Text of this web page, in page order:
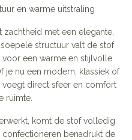
en warme uitstraling
met een elegante,
structuur valt de stof
een warme en stijlvolle
je nu een modern, klassiek of
voegt direct sfeer en comfort
ruimte.
komt de stof volledig
confectioneren benadrukt de